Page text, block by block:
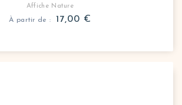
Affiche Nature
À partir de : 17,00 €